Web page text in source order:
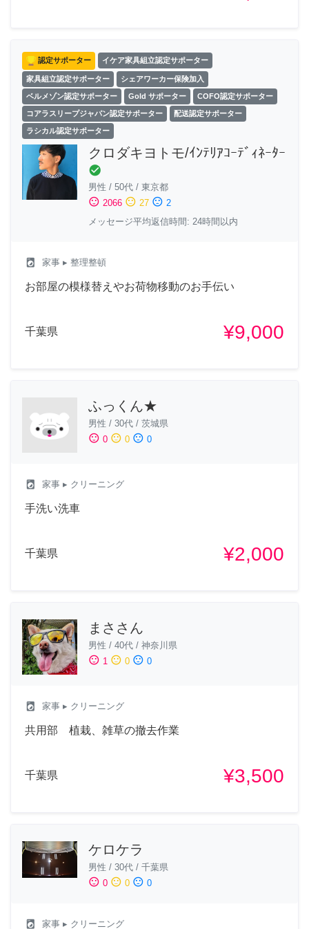
認定サポーター イケア家具組立認定サポーター
家具組立認定サポーター シェアワーカー保険加入
ベルメゾン認定サポーター Gold サポーター COFO認定サポーター
コアラスリープジャパン認定サポーター 配送認定サポーター
ラシカル認定サポーター
クロダキヨトモ/ｲﾝﾃﾘｱｺｰﾃﾞｨﾈｰﾀｰ
check_circle
男性 / 50代 / 東京都
sentiment_satisfied 2066 sentiment_neutral 27 sentiment_dissatisfied 2
メッセージ平均返信時間: 24時間以内
local_laundry_service 家事 ▸ 整理整頓
お部屋の模様替えやお荷物移動のお手伝い
千葉県 ¥9,000
ふっくん★
男性 / 30代 / 茨城県
sentiment_satisfied 0 sentiment_neutral 0 sentiment_dissatisfied 0
local_laundry_service 家事 ▸ クリーニング
手洗い洗車
千葉県 ¥2,000
まささん
男性 / 40代 / 神奈川県
sentiment_satisfied 1 sentiment_neutral 0 sentiment_dissatisfied 0
local_laundry_service 家事 ▸ クリーニング
共用部 植栽、雑草の撤去作業
千葉県 ¥3,500
ケロケラ
男性 / 30代 / 千葉県
sentiment_satisfied 0 sentiment_neutral 0 sentiment_dissatisfied 0
local_laundry_service 家事 ▸ クリーニング